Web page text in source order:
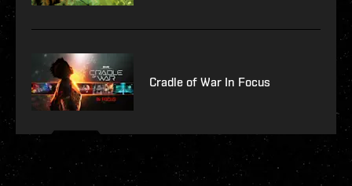
Cradle of War In Focus